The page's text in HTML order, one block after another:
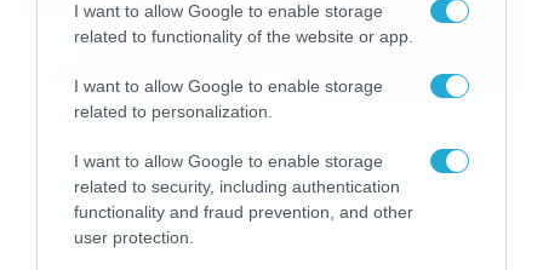
I want to allow Google to enable storage
related to functionality of the website or app.
I want to allow Google to enable storage
related to personalization.
I want to allow Google to enable storage
related to security, including authentication
functionality and fraud prevention, and other
user protection.